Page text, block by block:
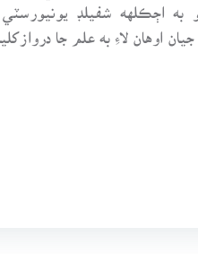
اڄڪلهه شفيلڊ
اوهان لاءِ به علم جا